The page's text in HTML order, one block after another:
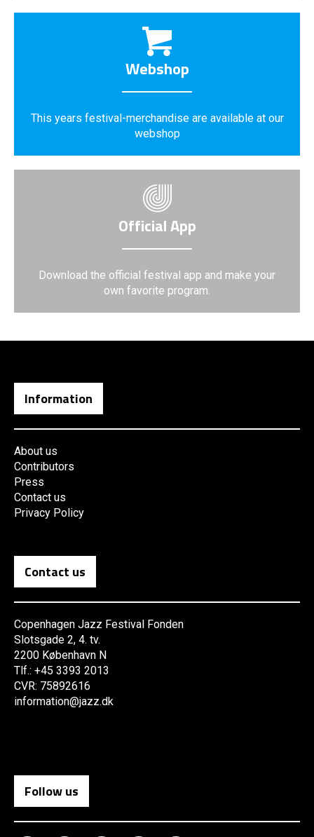
Webshop
This years festival-merchandise are available at our
webshop
Official App
Download the official festival app and make your
own favorite program.
Information
About us
Contributors
Press
Contact us
Privacy Policy
Contact us
Copenhagen Jazz Festival Fonden
Slotsgade 2, 4. tv.
2200 København N
Tlf.: +45 3393 2013
CVR: 75892616
information@jazz.dk
Follow us